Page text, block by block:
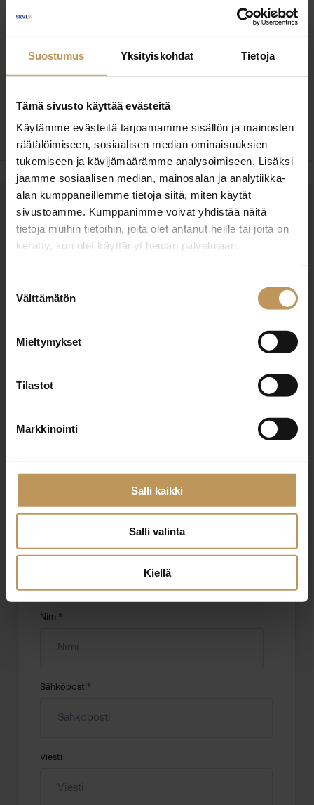
Suostumus Yksityiskohdat Tietoja
Tämä sivusto käyttää evästeitä
Käytämme evästeitä tarjoamamme sisällön ja mainosten
räätälöimiseen, sosiaalisen median ominaisuuksien
tukemiseen ja kävijämäärämme analysoimiseen. Lisäksi
jaamme sosiaalisen median, mainosalan ja analytiikka-
alan kumppaneillemme tietoja siitä, miten käytät
sivustoamme. Kumppanimme voivat yhdistää näitä
tietoja muihin tietoihin, joita olet antanut heille tai joita on
kerätty, kun olet käyttänyt heidän palvelujaan.
valinta
Välttämätön
Mieltymykset
Tilastot
Markkinointi
Salli kaikki
Salli valinta
Kiellä
yhdistettynä välittömään tapaan kommunikoida.
asiakkaiden toiveiden toteuttamiseen näkyy
asiakkaat.
OTA YHTEYTTÄ
Miten voin auttaa
asuntoasioissa?
Jätä yhteystietosi, niin otan yhteyttä
" näyttää pakolliset kentät
Aihe
Nimi*
Sähköposti*
Viesti